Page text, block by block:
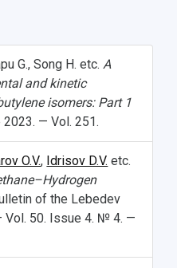
состав
научные коллективы
научных
G., Song H. etc.A
and kinetic
isomers: Part 1
— Vol. 251.
O.V., Idrisov D.V. etc.
of the Lebedev
Vol. 50. Issue 4. № 4. —